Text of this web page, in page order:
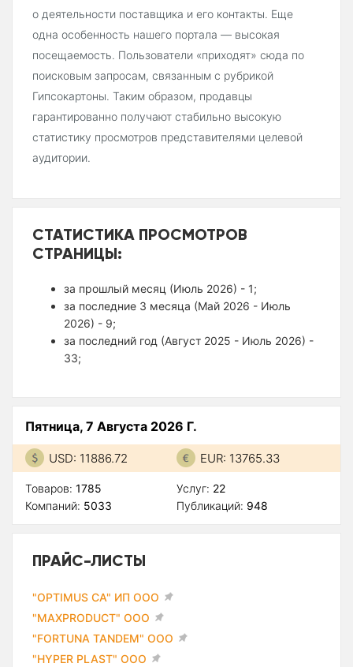
о деятельности поставщика и его контакты. Еще
одна особенность нашего портала — высокая
посещаемость. Пользователи «приходят» сюда по
поисковым запросам, связанным с рубрикой
Гипсокартоны. Таким образом, продавцы
гарантированно получают стабильно высокую
статистику просмотров представителями целевой
аудитории.
СТАТИСТИКА ПРОСМОТРОВ
СТРАНИЦЫ:
за прошлый месяц (Июль 2026) - 1;
за последние 3 месяца (Май 2026 - Июль
2026) - 9;
за последний год (Август 2025 - Июль 2026) -
33;
Пятница, 7 Августа 2026 Г.
USD: 11886.72 EUR: 13765.33
Товаров: 1785
Компаний: 5033
Услуг: 22
Публикаций: 948
ПРАЙС-ЛИСТЫ
"OPTIMUS CA" ИП ООО
"MAXPRODUCT" ООО
"FORTUNA TANDEM" ООО
"HYPER PLAST" ООО